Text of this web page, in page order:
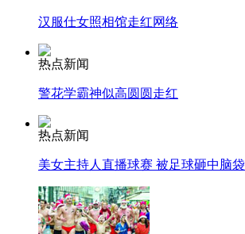
消防员救轻生者 花炮节热闹非凡
司机酒驾遇交警 急速倒车逃窜
汉服仕女照相馆走红网络
热点新闻
警花学霸神似高圆圆走红
热点新闻
美女主持人直播球赛 被足球砸中脑袋